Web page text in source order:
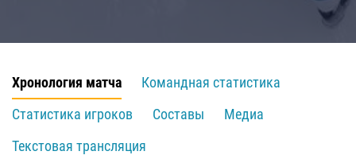
Хронология матча
Командная статистика
Статистика игроков
Составы
Медиа
Текстовая трансляция